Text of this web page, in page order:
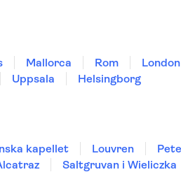
Mallorca Rom London
Uppsala
Helsingborg
kapellet Louvren
Saltgruvan i Wieliczka